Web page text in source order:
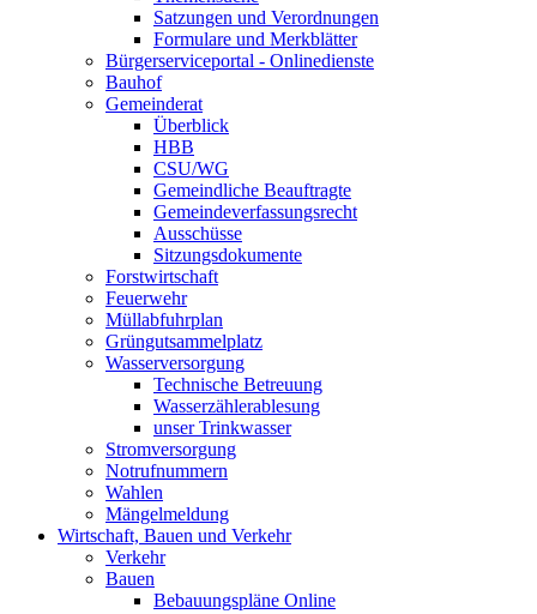
Satzungen und Verordnungen
Formulare und Merkblätter
Bürgerserviceportal - Onlinedienste
Bauhof
Gemeinderat
Überblick
HBB
CSU/WG
Gemeindliche Beauftragte
Gemeindeverfassungsrecht
Ausschüsse
Sitzungsdokumente
Forstwirtschaft
Feuerwehr
Müllabfuhrplan
Grüngutsammelplatz
Wasserversorgung
Technische Betreuung
Wasserzählerablesung
unser Trinkwasser
Stromversorgung
Notrufnummern
Wahlen
Mängelmeldung
Wirtschaft, Bauen und Verkehr
Verkehr
Bauen
Bebauungspläne Online